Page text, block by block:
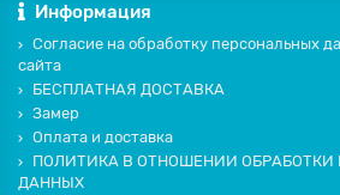
Информация
Согласие на обработку персональных
сайта
БЕСПЛАТНАЯ ДОСТАВКА
Замер
Оплата и доставка
ПОЛИТИКА В ОТНОШЕНИИ ОБРАБОТКИ
ДАННЫХ